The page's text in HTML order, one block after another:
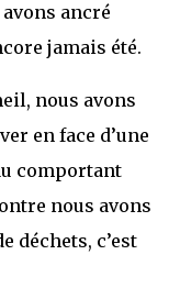
ancré
jamais été.
nous avons
en face d’une
comportant
nous avons
déchets, c’est